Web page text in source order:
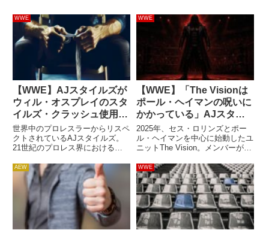
WWE
【WWE】AJスタイルズが
ウィル・オスプレイのスタ
イルズ・クラッシュ使用に
コメント。「これがプロレ
スだ！」
世界中のプロレスラーからリスペ
クトされているAJスタイルズ。
21世紀のプロレス界におけるト
えた影響は非常に大きく、代名詞
とも言える技スタイルズ・クラッ
シュは様々なレスラーが使用して
います。その中でも、ウィル・
オ...
WWE
【WWE】「The Visionは
ポール・ヘイマンの呪いに
かかっている」AJスタイ
ルズが指摘
2025年、セス・ロリンズとポー
ル・ヘイマンを中心に始動したユ
ニットThe Vision。メンバーが
ています。2025年秋には、ユニ
ット創設者のセスが肩を負傷し、
ユニットから追放されるという衝
撃的な展開がありま...
AEW WWE